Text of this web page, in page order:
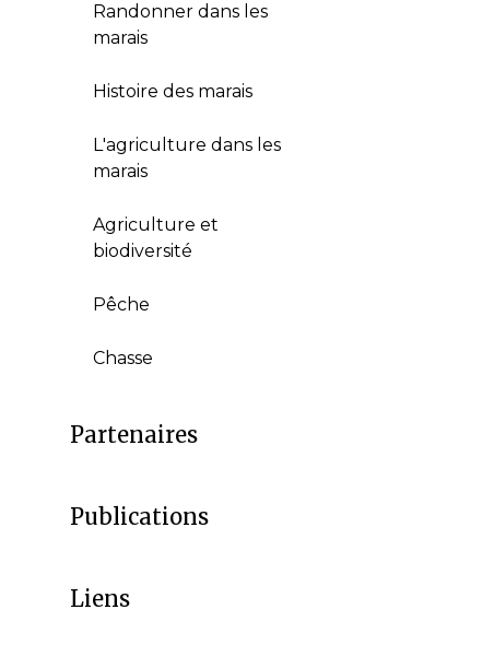
Randonner dans les
marais
Histoire des marais
L'agriculture dans les
marais
Agriculture et
biodiversité
Pêche
Chasse
Partenaires
Publications
Liens